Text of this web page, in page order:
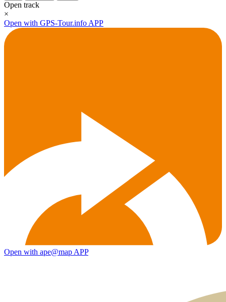
Open track
×
Open with GPS-Tour.info APP
Open with ape@map APP